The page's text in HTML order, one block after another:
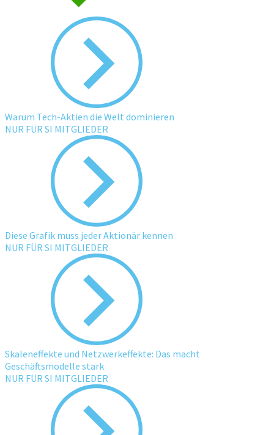
Warum Tech-Aktien die Welt dominieren
NUR FÜR SI MITGLIEDER
Diese Grafik muss jeder Aktionär kennen
NUR FÜR SI MITGLIEDER
Skaleneffekte und Netzwerkeffekte: Das macht
Geschäftsmodelle stark
NUR FÜR SI MITGLIEDER